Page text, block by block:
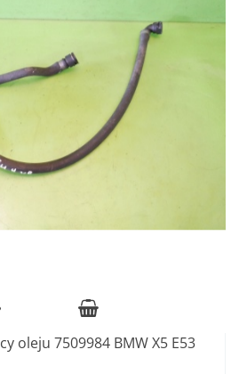
oleju 7509984 BMW X5 E53